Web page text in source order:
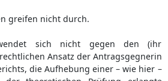
greifen nicht durch.
sich nicht gegen den (ihr
Ansatz der Antragsgegnerin
die Aufhebung einer – wie hier –